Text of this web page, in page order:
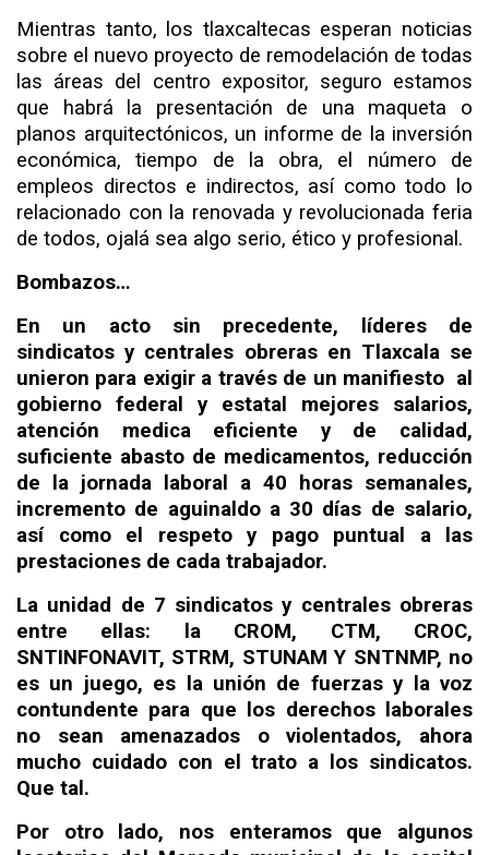
Mientras tanto, los tlaxcaltecas esperan noticias
sobre el nuevo proyecto de remodelación de todas
las áreas del centro expositor, seguro estamos
que habrá la presentación de una maqueta o
planos arquitectónicos, un informe de la inversión
económica, tiempo de la obra, el número de
empleos directos e indirectos, así como todo lo
relacionado con la renovada y revolucionada feria
de todos, ojalá sea algo serio, ético y profesional.
Bombazos…
En un acto sin precedente, líderes de
sindicatos y centrales obreras en Tlaxcala se
unieron para exigir a través de un manifiesto al
gobierno federal y estatal mejores salarios,
atención medica eficiente y de calidad,
suficiente abasto de medicamentos, reducción
de la jornada laboral a 40 horas semanales,
incremento de aguinaldo a 30 días de salario,
así como el respeto y pago puntual a las
prestaciones de cada trabajador.
La unidad de 7 sindicatos y centrales obreras
entre ellas: la CROM, CTM, CROC,
SNTINFONAVIT, STRM, STUNAM Y SNTNMP, no
es un juego, es la unión de fuerzas y la voz
contundente para que los derechos laborales
no sean amenazados o violentados, ahora
mucho cuidado con el trato a los sindicatos.
Que tal.
Por otro lado, nos enteramos que algunos